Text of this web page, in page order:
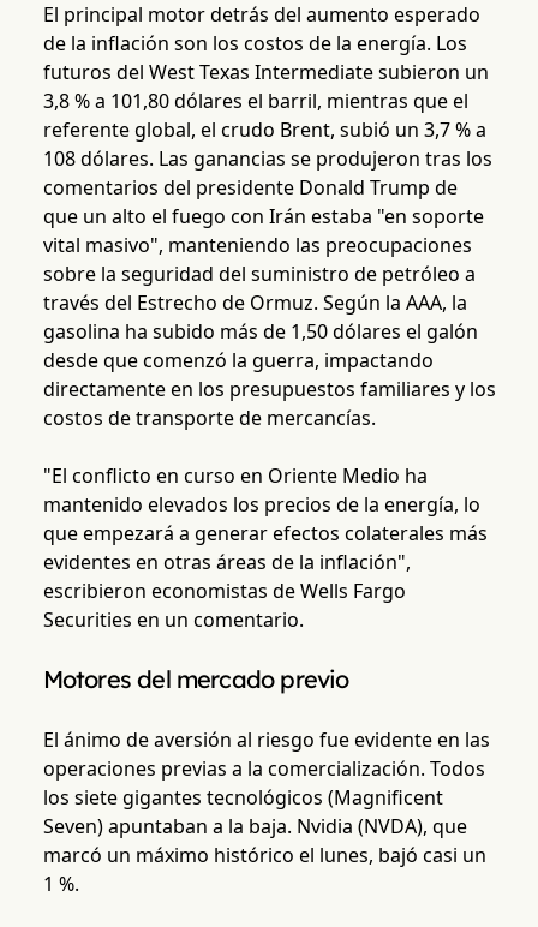
El principal motor detrás del aumento esperado
de la inflación son los costos de la energía. Los
futuros del West Texas Intermediate subieron un
3,8 % a 101,80 dólares el barril, mientras que el
referente global, el crudo Brent, subió un 3,7 % a
108 dólares. Las ganancias se produjeron tras los
comentarios del presidente Donald Trump de
que un alto el fuego con Irán estaba "en soporte
vital masivo", manteniendo las preocupaciones
sobre la seguridad del suministro de petróleo a
través del Estrecho de Ormuz. Según la AAA, la
gasolina ha subido más de 1,50 dólares el galón
desde que comenzó la guerra, impactando
directamente en los presupuestos familiares y los
costos de transporte de mercancías.
"El conflicto en curso en Oriente Medio ha
mantenido elevados los precios de la energía, lo
que empezará a generar efectos colaterales más
evidentes en otras áreas de la inflación",
escribieron economistas de Wells Fargo
Securities en un comentario.
Motores del mercado previo
El ánimo de aversión al riesgo fue evidente en las
operaciones previas a la comercialización. Todos
los siete gigantes tecnológicos (Magnificent
Seven) apuntaban a la baja. Nvidia (NVDA), que
marcó un máximo histórico el lunes, bajó casi un
1 %.